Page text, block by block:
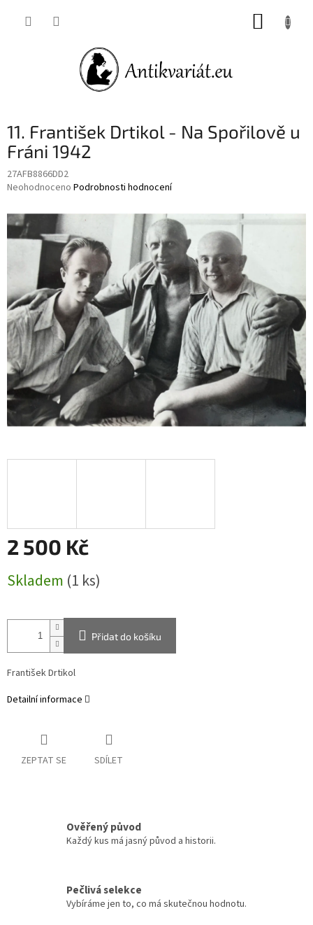
11. František Drtikol - Na Spořilově u
Fráni 1942
27AFB8866DD2
Průměrné
produktu
je
0,0
hvězdiček.
Neohodnoceno Podrobnosti hodnocení
2 500 Kč
cena:
Skladem (1 ks)
Přidat do košíku
František Drtikol
Detailní informace
ZEPTAT SE SDÍLET
Ověřený původ
Každý kus má jasný původ a historii.
Pečlivá selekce
Vybíráme jen to, co má skutečnou hodnotu.